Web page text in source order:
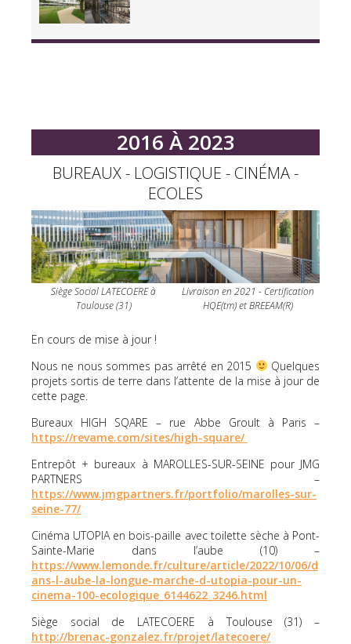
2016 À 2023
BUREAUX - LOGISTIQUE - CINÉMA -
ECOLES
Siège Social LATECOERE à
Toulouse (31)
Livraison en 2021 - Certification
HQE(tm) et BREEAM(R)
En cours de mise à jour !
Nous ne nous sommes pas arrêté en 2015
Quelques
projets sortis de terre dans l’attente de la mise à jour de
cette page.
Bureaux HIGH SQARE – rue Abbe Groult à Paris –
https://revame.com/sites/high-square/
Entrepôt + bureaux à MAROLLES-SUR-SEINE pour JMG
PARTNERS –
https://www.jmgpartners.fr/portfolio/marolles-sur-
seine-77/
Cinéma UTOPIA en bois-paille avec toilette sèche à Pont-
Sainte-Marie dans l’aube (10) –
https://www.lemonde.fr/culture/article/2022/10/06/d
ans-l-aube-la-longue-marche-d-utopia-pour-un-
cinema-100-ecologique_6144622_3246.html
Siège social de LATECOERE à Toulouse (31) –
http://brenac-gonzalez.fr/projet/latecoere/